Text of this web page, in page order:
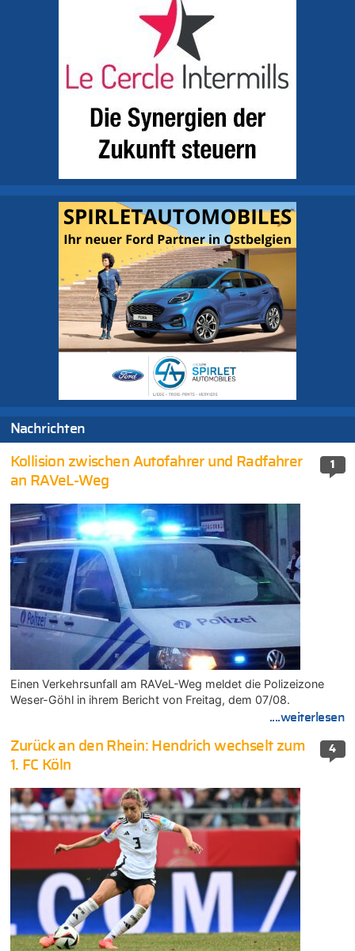
Nachrichten
1
Kollision zwischen Autofahrer und Radfahrer
an RAVeL-Weg
Einen Verkehrsunfall am RAVeL-Weg meldet die Polizeizone
Weser-Göhl in ihrem Bericht von Freitag, dem 07/08.
....weiterlesen
4
Zurück an den Rhein: Hendrich wechselt zum
1. FC Köln